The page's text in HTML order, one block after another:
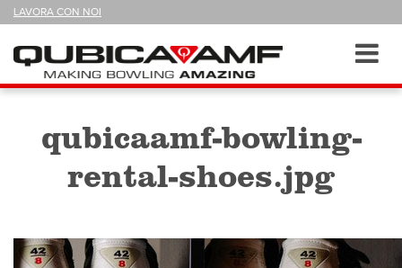
LAVORA CON NOI
SU
Sezioni
qubicaamf-bowling-
rental-shoes.jpg